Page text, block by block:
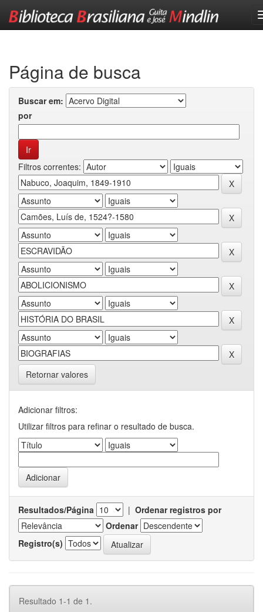
Página de busca
Buscar em:
por
Filtros correntes:
Retornar valores
Adicionar filtros:
Utilizar filtros para refinar o resultado de busca.
Resultados/Página | Ordenar registros por
Ordenar
Registro(s)
Resultado 1-1 de 1.